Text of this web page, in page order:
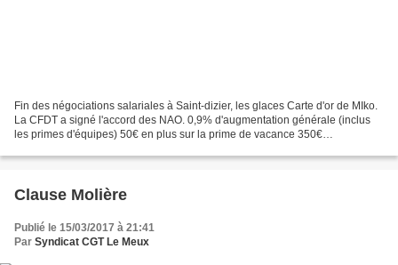
Fin des négociations salariales à Saint-dizier, les glaces Carte d'or de MIko.
La CFDT a signé l'accord des NAO. 0,9% d'augmentation générale (inclus
les primes d'équipes) 50€ en plus sur la prime de vacance 350€
Clause Molière
Publié le 15/03/2017 à 21:41
Par Syndicat CGT Le Meux